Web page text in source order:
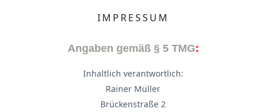
IMPRESSUM
Angaben gemäß § 5 TMG:
Inhaltlich verantwortlich:
Rainer Müller
Brückenstraße 2